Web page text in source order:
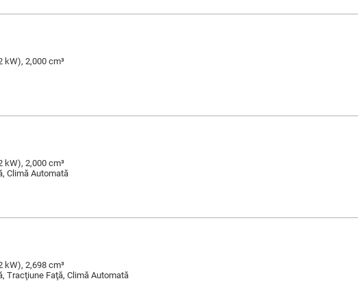
kW), 2,000 cm³
kW), 2,000 cm³
Climă Automată
kW), 2,698 cm³
Tracţiune Faţă, Climă Automată